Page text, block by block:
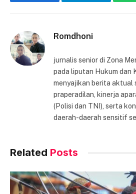
Romdhoni
jurnalis senior di Zona
pada liputan Hukum dan
menyajikan berita aktual
praperadilan, kinerja
(Polisi dan TNI), serta
daerah-daerah sensitif
Related Posts